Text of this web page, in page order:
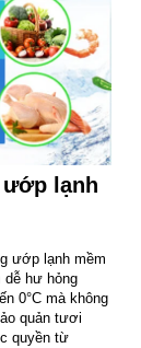
lạnh
ướp lạnh mềm
hư hỏng
0°C mà không
quản tươi
quyền từ